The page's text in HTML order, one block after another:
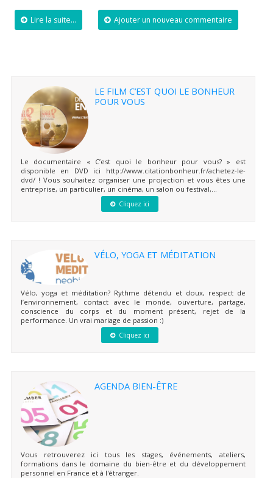
Lire la suite... Ajouter un nouveau commentaire
LE FILM C’EST QUOI LE BONHEUR
POUR VOUS
Le documentaire « C’est quoi le bonheur pour vous? » est
disponible en DVD ici http://www.citationbonheur.fr/achetez-le-
dvd/ ! Vous souhaitez organiser une projection et vous êtes une
entreprise, un particulier, un cinéma, un salon ou festival,...
Cliquez ici
VÉLO, YOGA ET MÉDITATION
Vélo, yoga et méditation? Rythme détendu et doux, respect de
l’environnement, contact avec le monde, ouverture, partage,
conscience du corps et du moment présent, rejet de la
performance. Un vrai mariage de passion :)
Cliquez ici
AGENDA BIEN-ÊTRE
Vous retrouverez ici tous les stages, événements, ateliers,
formations dans le domaine du bien-être et du développement
personnel en France et à l'étranger.